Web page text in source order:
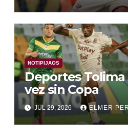
NOTIPIJAOS
Deportes
vez sin Copa
JUL 29, 2026 ELMER